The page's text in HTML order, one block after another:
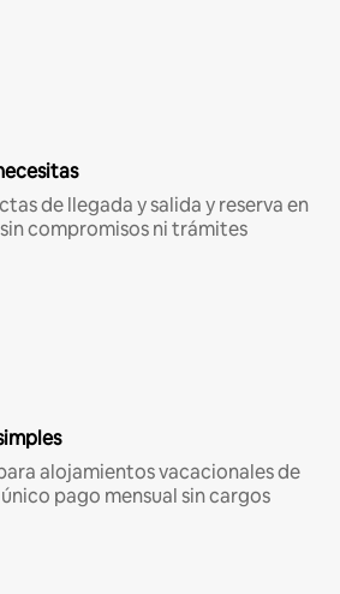
de llegada y salida y reserva en
compromisos ni trámites
alojamientos vacacionales de
pago mensual sin cargos